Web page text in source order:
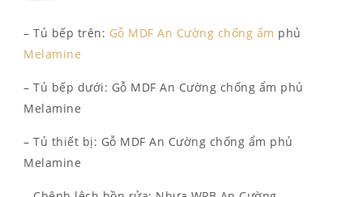
– Tủ bếp trên: Gỗ MDF An Cường chống ẩm phủ
Melamine
– Tủ bếp dưới: Gỗ MDF An Cường chống ẩm phủ
Melamine
– Tủ thiết bị: Gỗ MDF An Cường chống ẩm phủ
Melamine